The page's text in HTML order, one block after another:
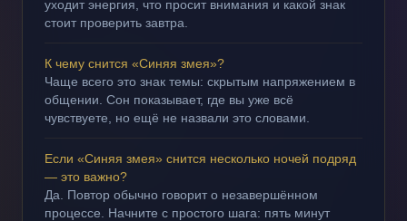
уходит энергия, что просит внимания и какой знак
стоит проверить завтра.
К чему снится «Синяя змея»?
Чаще всего это знак темы: скрытым напряжением в
общении. Сон показывает, где вы уже всё
чувствуете, но ещё не назвали это словами.
Если «Синяя змея» снится несколько ночей подряд
— это важно?
Да. Повтор обычно говорит о незавершённом
процессе. Начните с простого шага: пять минут